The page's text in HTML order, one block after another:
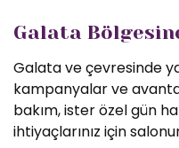
Galata
Galata ve çevresinde
kampanyalar ve
bakım, ister özel gün
ihtiyaçlarınız için